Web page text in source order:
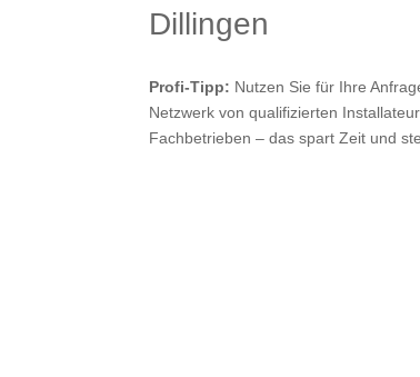
Dillingen
Profi-Tipp: Nutzen Sie für Ihre
Netzwerk von qualifizierten
Fachbetrieben – das spart Zeit und